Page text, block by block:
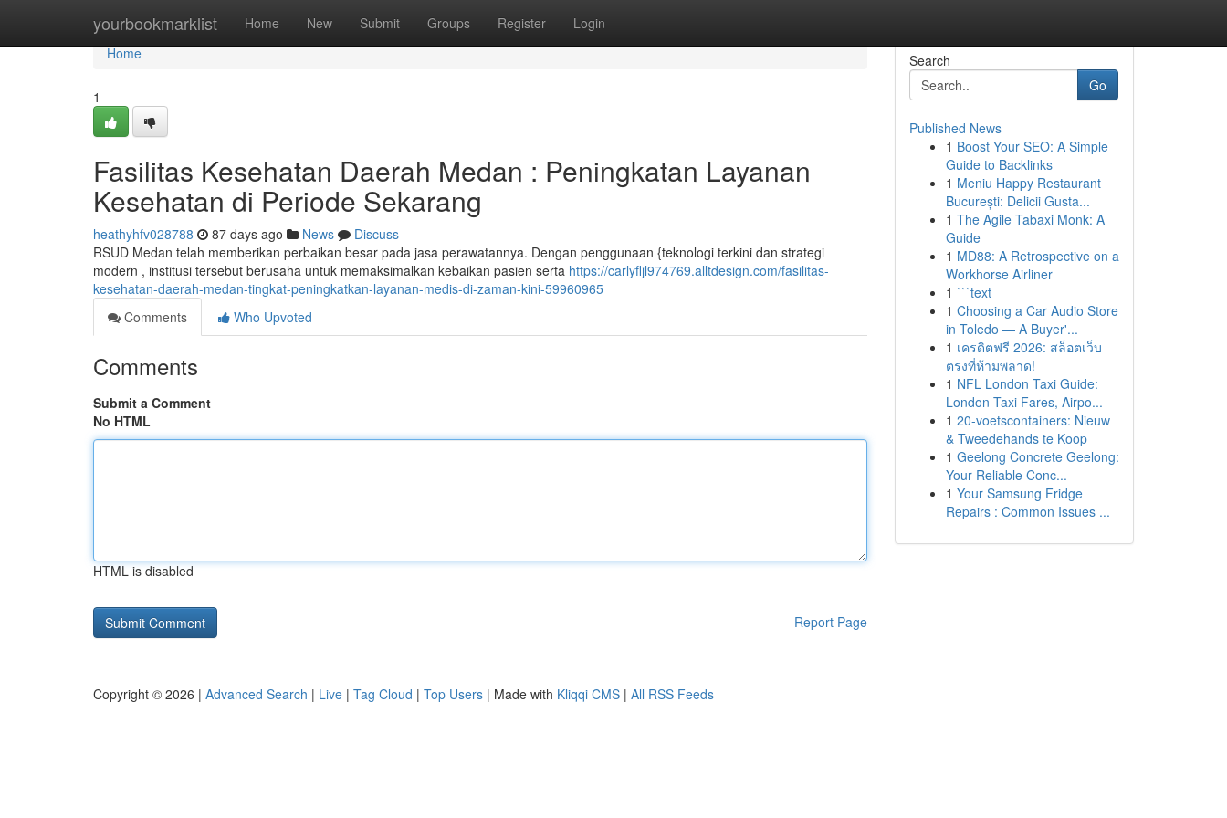
yourbookmarklist Home New Submit Groups Register Login
Home
Home
1
Fasilitas Kesehatan Daerah Medan : Peningkatan Layanan
Kesehatan di Periode Sekarang
heathyhfv028788 87 days ago News
Discuss
RSUD Medan telah memberikan perbaikan besar pada jasa perawatannya. Dengan penggunaan {teknologi terkini dan strategi
modern , institusi tersebut berusaha untuk memaksimalkan kebaikan pasien serta https://carlyfljl974769.alltdesign.com/fasilitas-
kesehatan-daerah-medan-tingkat-peningkatkan-layanan-medis-di-zaman-kini-59960965
Comments
Who Upvoted
Comments
Submit a Comment
No HTML
HTML is disabled
Report Page
Search
Go
Published News
1 Boost Your SEO: A Simple
Guide to Backlinks
1 Meniu Happy Restaurant
București: Delicii Gusta...
1 The Agile Tabaxi Monk: A
Guide
1 MD88: A Retrospective on a
Workhorse Airliner
1 ```text
1 Choosing a Car Audio Store
in Toledo — A Buyer'...
1 เครดิตฟรี 2026: สล็อตเว็บ
ตรงที่ห้ามพลาด!
1 NFL London Taxi Guide:
London Taxi Fares, Airpo...
1 20-voetscontainers: Nieuw
& Tweedehands te Koop
1 Geelong Concrete Geelong:
Your Reliable Conc...
1 Your Samsung Fridge
Repairs : Common Issues ...
Copyright © 2026 | Advanced Search | Live | Tag Cloud | Top Users | Made with Kliqqi CMS | All RSS Feeds